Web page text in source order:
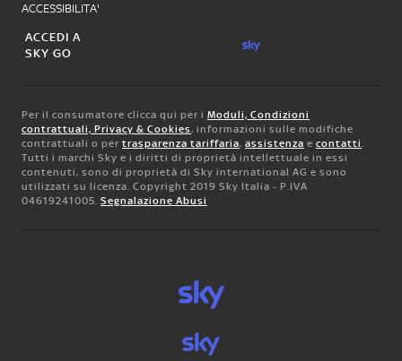
ACCESSIBILITA'
ACCEDI A
SKY GO
Per il consumatore clicca qui per i Moduli, Condizioni
contrattuali, Privacy & Cookies, informazioni sulle modifiche
contrattuali o per trasparenza tariffaria, assistenza e contatti.
Tutti i marchi Sky e i diritti di proprietà intellettuale in essi
contenuti, sono di proprietà di Sky international AG e sono
utilizzati su licenza. Copyright 2019 Sky Italia - P.IVA
04619241005. Segnalazione Abusi